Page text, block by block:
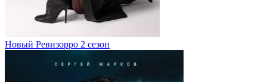
Новый Ревизорро 2 сезон